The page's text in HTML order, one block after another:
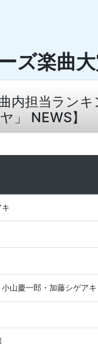
ズ楽曲
内担当ランキ
」 NEWS】
キ
山慶一郎・加藤シゲアキ